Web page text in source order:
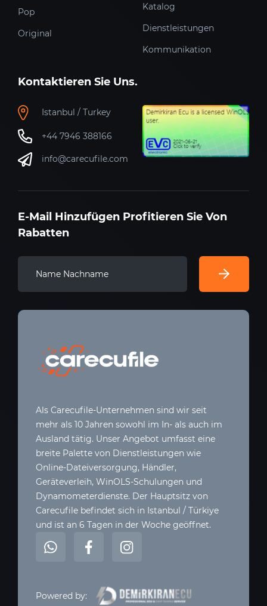
Pop
Original
Katalog
Dienstleistungen
Kommunikation
Kontaktieren Sie Uns.
Istanbul / Turkey
+44 7946 388166
info@carecufile.com
E-Mail Hinzufügen Profitieren Sie Von
Rabatten
Als Carecufile-Unternehmen sind wir seit
mehr als 10 Jahren sowohl im In- als auch im
Ausland tätig. Unser Angebot umfasst eine
breite Palette von Dienstleistungen wie
Online-Dateiversorgung, Händler,
Geräteverleih, WinOLS-Schulungen und
Dynamometerdienste. Der Hauptsitz von
Carecufile befindet sich in Istanbul / Türkiye
und ist an 6 Tagen in der Woche geöffnet.
Powered by: